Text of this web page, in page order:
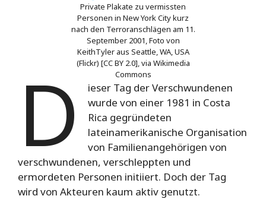
Private Plakate zu vermissten
Personen in New York City kurz
nach den Terroranschlägen am 11.
September 2001, Foto von
KeithTyler aus Seattle, WA, USA
(Flickr) [CC BY 2.0], via Wikimedia
Commons
D
ieser Tag der Verschwundenen
wurde von einer 1981 in Costa
Rica gegründeten
lateinamerikanische Organisation
von Familienangehörigen von
verschwundenen, verschleppten und
ermordeten Personen initiiert. Doch der Tag
wird von Akteuren kaum aktiv genutzt.